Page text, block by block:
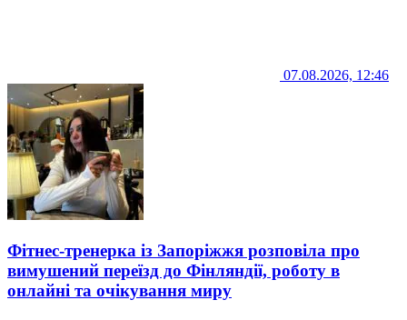
07.08.2026, 12:46
Фітнес-тренерка із Запоріжжя розповіла про
вимушений переїзд до Фінляндії, роботу в
онлайні та очікування миру